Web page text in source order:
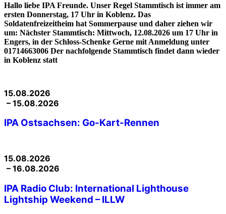
Hallo liebe IPA Freunde. Unser Regel Stammtisch ist immer am
ersten Donnerstag, 17 Uhr in Koblenz. Das
Soldatenfreizeitheim hat Sommerpause und daher ziehen wir
um: Nächster Stammtisch: Mittwoch, 12.08.2026 um 17 Uhr in
Engers, in der Schloss-Schenke Gerne mit Anmeldung unter
01714663006 Der nachfolgende Stammtisch findet dann wieder
in Koblenz statt
15.08.2026
– 15.08.2026
IPA Ostsachsen: Go-Kart-Rennen
15.08.2026
– 16.08.2026
IPA Radio Club: International Lighthouse
Lightship Weekend – ILLW